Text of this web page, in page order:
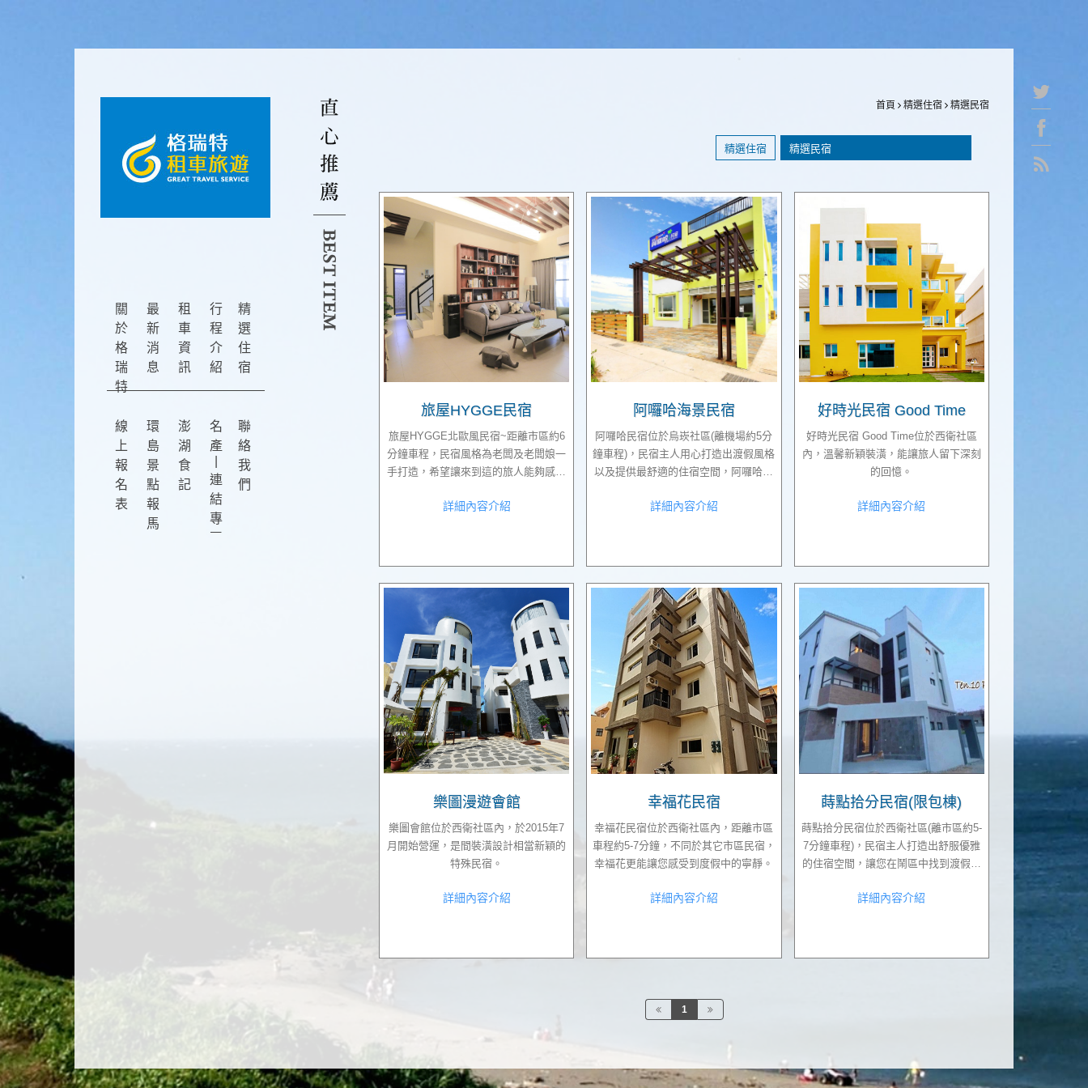
關
於
格
瑞
特
最
新
消
息
租
車
資
訊
行
程
介
紹
精
選
住
宿
線
上
報
名
表
環
島
景
點
報
馬
澎
湖
食
記
名
產
連
結
專
聯
絡
我
們
首頁 精選住宿 精選民宿
精選住宿 精選民宿
旅屋HYGGE民宿
旅屋HYGGE北歐風民宿~距離市區約6
分鐘車程，民宿風格為老闆及老闆娘一
手打造，希望讓來到這的旅人能夠感到
詳細內容介紹
阿囉哈海景民宿
阿囉哈民宿位於烏崁社區(離機場約5分
鐘車程)，民宿主人用心打造出渡假風格
以及提供最舒適的住宿空間，阿囉哈在
划算親民唷。
詳細內容介紹
好時光民宿 Good Time
好時光民宿 Good Time位於西衛社區
內，溫馨新穎裝潢，能讓旅人留下深刻
的回憶。
詳細內容介紹
樂圖漫遊會館
樂圖會館位於西衛社區內，於2015年7
月開始營運，是間裝潢設計相當新穎的
特殊民宿。
詳細內容介紹
幸福花民宿
幸福花民宿位於西衛社區內，距離市區
車程約5-7分鐘，不同於其它市區民宿，
幸福花更能讓您感受到度假中的寧靜。
詳細內容介紹
蒔點拾分民宿(限包棟)
蒔點拾分民宿位於西衛社區(離市區約5-
7分鐘車程)，民宿主人打造出舒服優雅
的住宿空間，讓您在鬧區中找到渡假放
棟可提供電動麻將桌及KTV歡唱設備。
詳細內容介紹
1